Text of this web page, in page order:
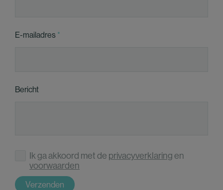
E-mailadres
Bericht
Ik ga akkoord met de privacyverklaringen
voorwaarden
Verzenden